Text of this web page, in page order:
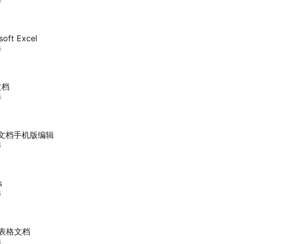
Excel
档手机版编辑
格文档